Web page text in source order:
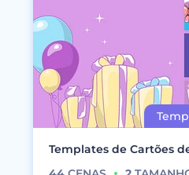
Templates de Cartões